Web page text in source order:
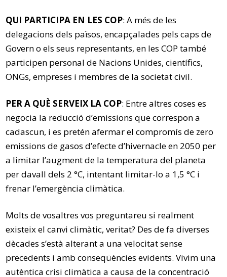
QUI PARTICIPA EN LES COP: A més de les
delegacions dels països, encapçalades pels caps de
Govern o els seus representants, en les COP també
participen personal de Nacions Unides, científics,
ONGs, empreses i membres de la societat civil.
PER A QUÈ SERVEIX LA COP: Entre altres coses es
negocia la reducció d’emissions que correspon a
cadascun, i es pretén afermar el compromís de zero
emissions de gasos d’efecte d’hivernacle en 2050 per
a limitar l’augment de la temperatura del planeta
per davall dels 2 °C, intentant limitar-lo a 1,5 °C i
frenar l’emergència climàtica.
Molts de vosaltres vos preguntareu si realment
existeix el canvi climàtic, veritat? Des de fa diverses
dècades s’està alterant a una velocitat sense
precedents i amb conseqüències evidents. Vivim una
autèntica crisi climàtica a causa de la concentració